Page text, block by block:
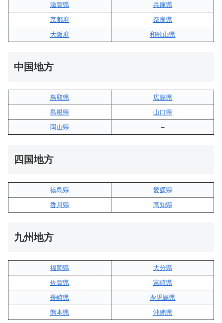
滋賀県
兵庫県
京都府
奈良県
大阪府
和歌山県
中国地方
鳥取県
広島県
島根県
山口県
岡山県
–
四国地方
徳島県
愛媛県
香川県
高知県
九州地方
福岡県
大分県
佐賀県
宮崎県
長崎県
鹿児島県
熊本県
沖縄県